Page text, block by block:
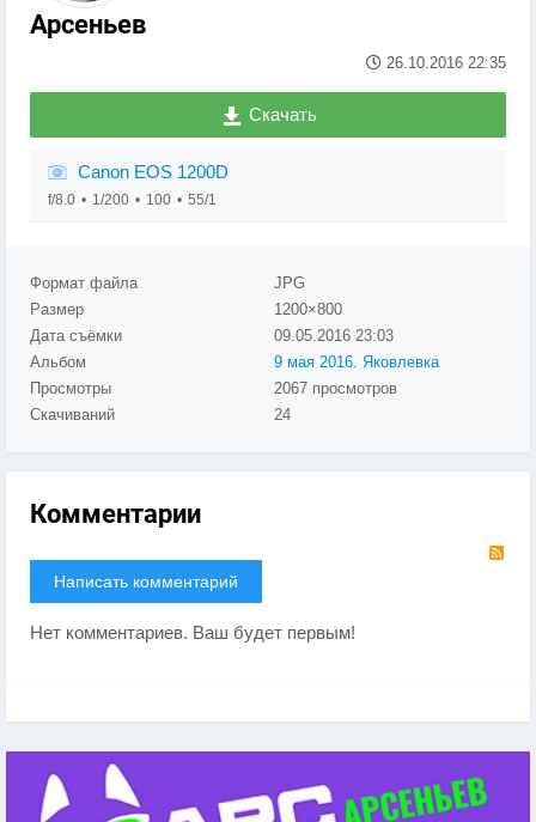
Арсеньев
26.10.2016 22:35
Скачать
Canon EOS 1200D
f/8.0 1/200 100 55/1
Формат файла
JPG
Размер
1200×800
Дата съёмки
09.05.2016 23:03
Альбом
9 мая 2016. Яковлевка
Просмотры
2067 просмотров
Скачиваний
24
Комментарии
Написать комментарий
Нет комментариев. Ваш будет первым!